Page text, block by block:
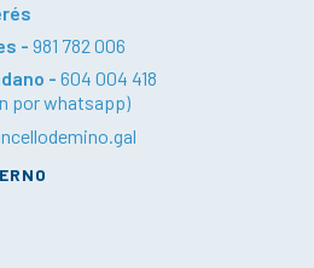
- 981 782 006
- 604 004 418
por whatsapp)